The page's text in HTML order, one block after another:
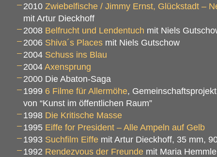
2010Zwiebelfische / Jimmy Ernst, Glückstadt –
mit Artur Dieckhoff
2008 Belfrucht und Lendentuch mit Niels
2006 Shiva´s Places mit Niels Gutschow
2004 Schuss ins Blau
2004Axensprung
2000 Die Abaton-Saga
1999 6 Filme für Allermöhe,
von “Kunst im öffentlichen Raum”
1998 Die Kritische Masse
1995 Eiffe for President – Alle Ampeln auf Gelb
1993 Suchfilm Eiffe mit Artur Dieckhoff, 35 mm,
1992 Rendezvous der Freunde mit Maria